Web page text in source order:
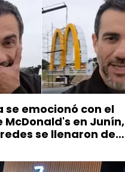
se emocionó con el
McDonald's en Junín,
se llenaron de